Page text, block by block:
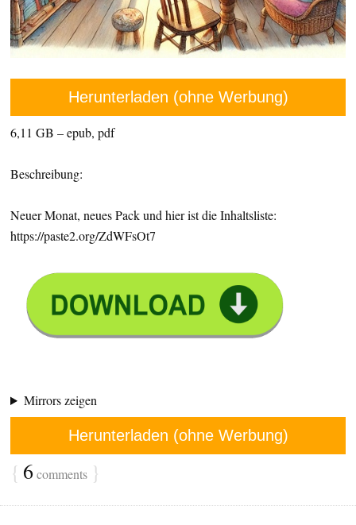
Herunterladen (ohne Werbung)
6,11 GB – epub, pdf
Beschreibung:
Neuer Monat, neues Pack und hier ist die Inhaltsliste:
https://paste2.org/ZdWFsOt7
Mirrors zeigen
Herunterladen (ohne Werbung)
{ 6 comments }